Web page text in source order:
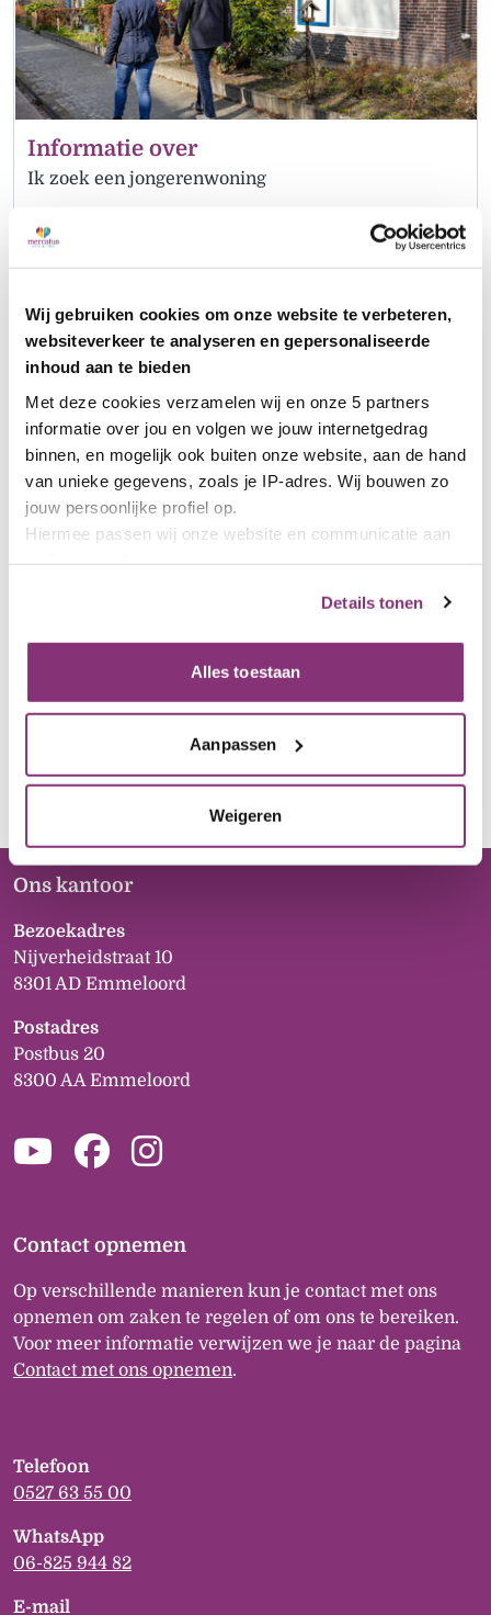
Wij gebruiken cookies om onze website te verbeteren,
websiteverkeer te analyseren en gepersonaliseerde
inhoud aan te bieden
Met deze cookies verzamelen wij en onze 5 partners
informatie over jou en volgen we jouw internetgedrag
binnen, en mogelijk ook buiten onze website, aan de hand
van unieke gegevens, zoals je IP-adres. Wij bouwen zo
jouw persoonlijke profiel op.
Hiermee passen wij onze website en communicatie aan
Via het paarse icoon linksonder op onze website kun je
jouw toestemming op elk moment wijzigen of intrekken.
Details tonen
Alles toestaan
Aanpassen
Weigeren
Informatie over
Ik zoek een jongerenwoning
Vaak gevraagd
Huurinkomenstabel: in welke prijsklasse mag ik
Hoe bepaal ik mijn inkomen?
Welke woningen zijn onlangs verhuurd?
Ons kantoor
Bezoekadres
Nijverheidstraat 10
8301 AD Emmeloord
Postadres
Postbus 20
8300 AA Emmeloord
Contact opnemen
Op verschillende manieren kun je contact met ons
opnemen om zaken te regelen of om ons te bereiken.
Voor meer informatie verwijzen we je naar de pagina
Contact met ons opnemen.
Telefoon
0527 63 55 00
WhatsApp
06-825 944 82
E-mail